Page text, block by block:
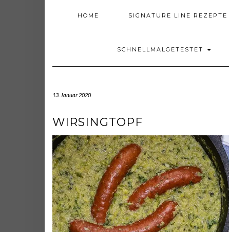
HOME SIGNATURE LINE REZEPTE
SCHNELLMALGETESTET
13. Januar 2020
WIRSINGTOPF